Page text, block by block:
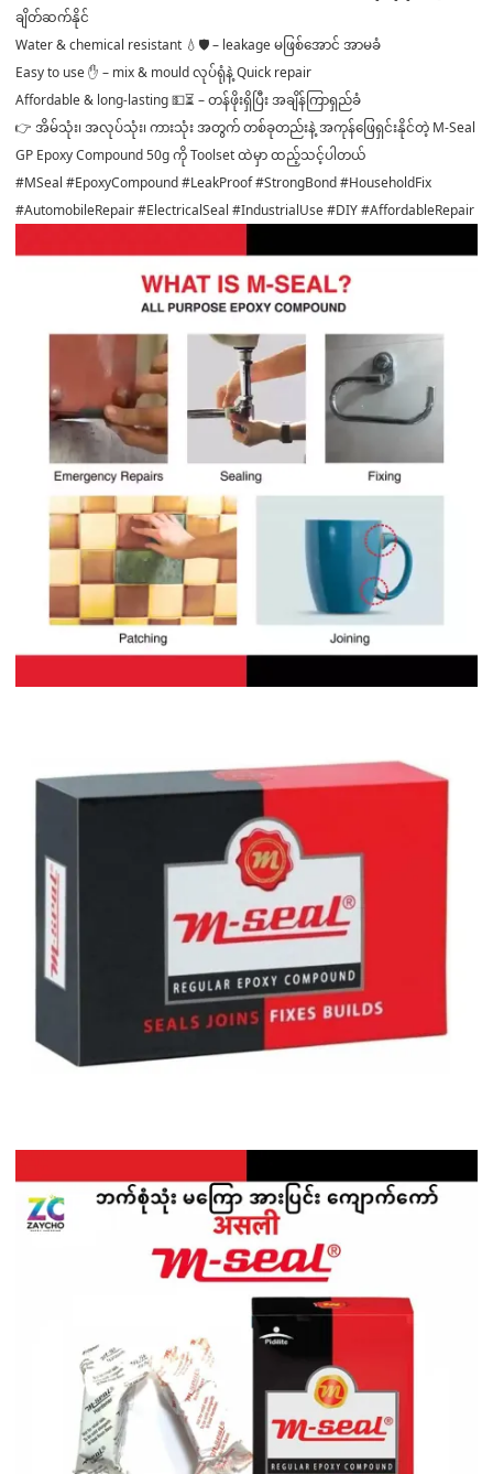
ချိတ်ဆက်နိုင်
Water & chemical resistant 💧🛡️ – leakage မဖြစ်အောင် အာမခံ
Easy to use ✋ – mix & mould လုပ်ရုံနဲ့ Quick repair
Affordable & long-lasting 💵⏳ – တန်ဖိုးရှိပြီး အချိန်ကြာရှည်ခံ
👉 အိမ်သုံး၊ အလုပ်သုံး၊ ကားသုံး အတွက် တစ်ခုတည်းနဲ့ အကုန်ဖြေရှင်းနိုင်တဲ့ M-Seal
GP Epoxy Compound 50g ကို Toolset ထဲမှာ ထည့်သင့်ပါတယ်
#MSeal #EpoxyCompound #LeakProof #StrongBond #HouseholdFix
#AutomobileRepair #ElectricalSeal #IndustrialUse #DIY #AffordableRepair